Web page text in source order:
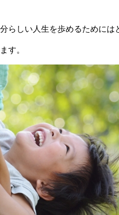
らしい人生を歩めるためには
す。